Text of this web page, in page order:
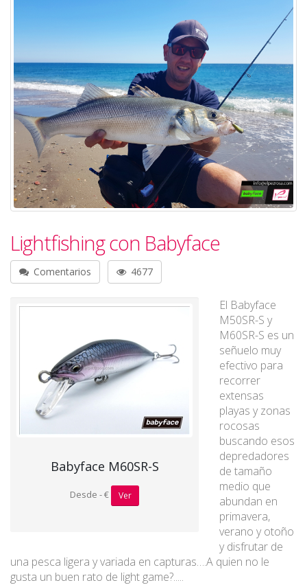
Lightfishing con Babyface
Comentarios 4677
Babyface M60SR-S
Desde - € Ver
El Babyface
M50SR-S y
M60SR-S es un
señuelo muy
efectivo para
recorrer
extensas
playas y zonas
rocosas
buscando esos
depredadores
de tamaño
medio que
abundan en
primavera,
verano y otoño
y disfrutar de
una pesca ligera y variada en capturas….A quien no le
gusta un buen rato de light game?.....